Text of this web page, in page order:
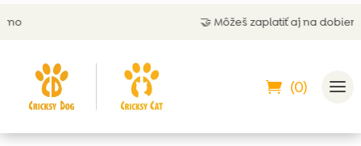
🤝 Môžeš zaplatiť aj na dobierku
(0)